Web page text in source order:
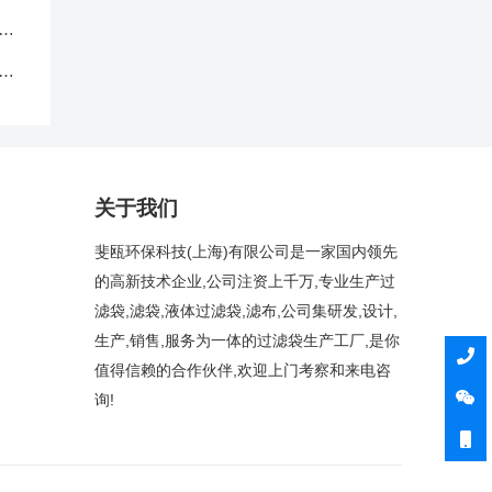
关于我们
斐瓯环保科技(上海)有限公司是一家国内领先
的高新技术企业,公司注资上千万,专业生产过
滤袋,滤袋,液体过滤袋,滤布,公司集研发,设计,
生产,销售,服务为一体的过滤袋生产工厂,是你
值得信赖的合作伙伴,欢迎上门考察和来电咨
询!